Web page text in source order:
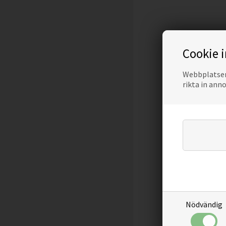
Cookie
rikta in
Nödvändig